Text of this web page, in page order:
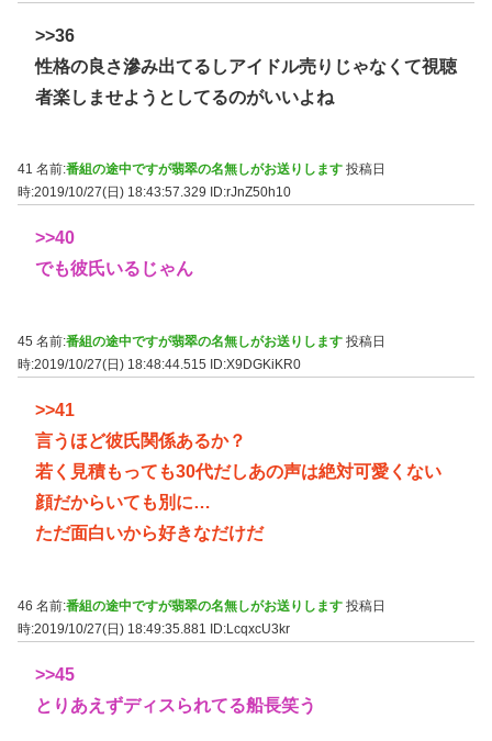
>>36
性格の良さ滲み出てるしアイドル売りじゃなくて視聴
者楽しませようとしてるのがいいよね
41 名前:番組の途中ですが翡翠の名無しがお送りします 投稿日
時:2019/10/27(日) 18:43:57.329
ID:rJnZ50h10
>>40
でも彼氏いるじゃん
45 名前:番組の途中ですが翡翠の名無しがお送りします 投稿日
時:2019/10/27(日) 18:48:44.515
ID:X9DGKiKR0
>>41
言うほど彼氏関係あるか？
若く見積もっても30代だしあの声は絶対可愛くない
顔だからいても別に…
ただ面白いから好きなだけだ
46 名前:番組の途中ですが翡翠の名無しがお送りします 投稿日
時:2019/10/27(日) 18:49:35.881 ID:LcqxcU3kr
>>45
とりあえずディスられてる船長笑う